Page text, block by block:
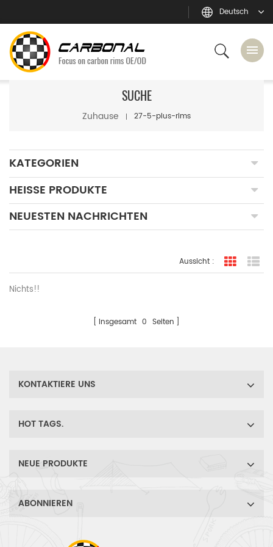
Deutsch
SUCHE
Zuhause 27-5-plus-rims
KATEGORIEN
HEISSE PRODUKTE
NEUESTEN NACHRICHTEN
Aussicht :
Nichts!!
Insgesamt 0 Seiten
KONTAKTIERE UNS
HOT TAGS.
NEUE PRODUKTE
ABONNIEREN